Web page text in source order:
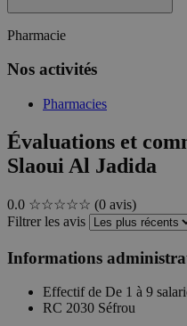
Pharmacie
Nos activités
Pharmacies
Évaluations et
Slaoui Al Jadida
0.0 ☆☆☆☆☆ (0 avis)
Filtrer les avis
Informations
Effectif de De 1 à 9
RC 2030 Séfrou